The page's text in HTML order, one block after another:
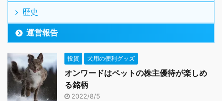
歴史
運営報告
投資 犬用の便利グッズ
オンワードはペットの株主優待が楽しめ
る銘柄
2022/8/5